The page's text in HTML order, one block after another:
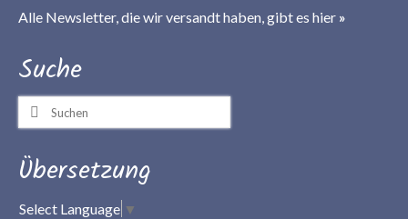
Alle Newsletter, die wir versandt haben, gibt es hier »
Suche
Suchen
nach:
Übersetzung
Select Language ▼